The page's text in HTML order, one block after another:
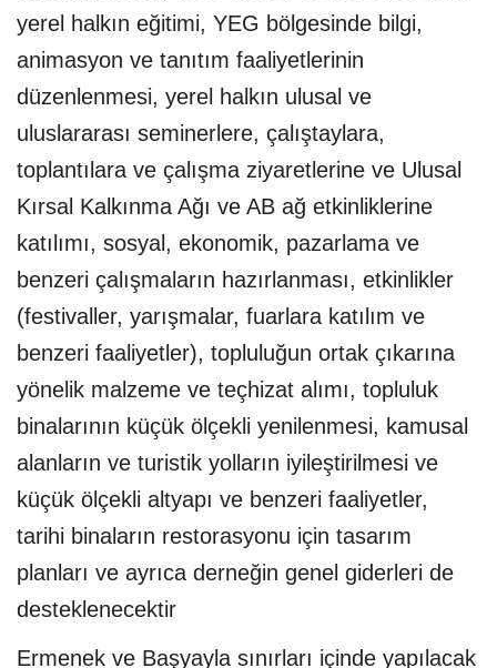
yerel halkın eğitimi, YEG bölgesinde bilgi,
animasyon ve tanıtım faaliyetlerinin
düzenlenmesi, yerel halkın ulusal ve
uluslararası seminerlere, çalıştaylara,
toplantılara ve çalışma ziyaretlerine ve Ulusal
Kırsal Kalkınma Ağı ve AB ağ etkinliklerine
katılımı, sosyal, ekonomik, pazarlama ve
benzeri çalışmaların hazırlanması, etkinlikler
(festivaller, yarışmalar, fuarlara katılım ve
benzeri faaliyetler), topluluğun ortak çıkarına
yönelik malzeme ve teçhizat alımı, topluluk
binalarının küçük ölçekli yenilenmesi, kamusal
alanların ve turistik yolların iyileştirilmesi ve
küçük ölçekli altyapı ve benzeri faaliyetler,
tarihi binaların restorasyonu için tasarım
planları ve ayrıca derneğin genel giderleri de
desteklenecektir
Ermenek ve Başyayla sınırları içinde yapılacak